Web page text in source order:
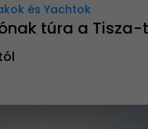
és Yachtok
túra a